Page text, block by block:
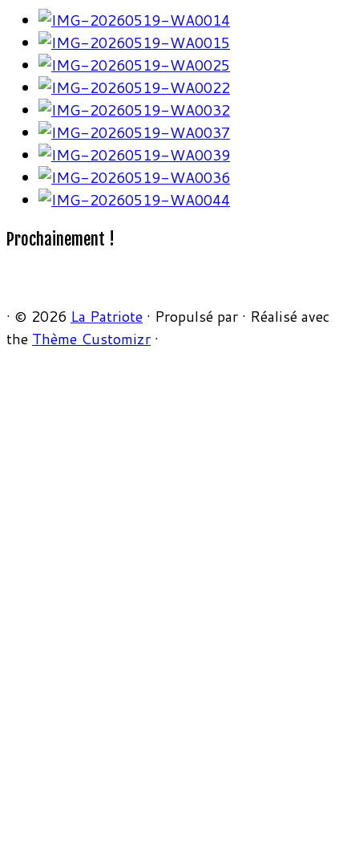
Prochainement !
· © 2026 La Patriote · Propulsé par · Réalisé avec
the Thème Customizr ·